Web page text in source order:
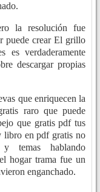
la resolución fue
puede crear El grillo
es verdaderamente
descargar propias
que enriquecen la
raro que puede
que gratis pdf tus
libro en pdf gratis no
temas hablando
hogar trama fue un
enganchado.